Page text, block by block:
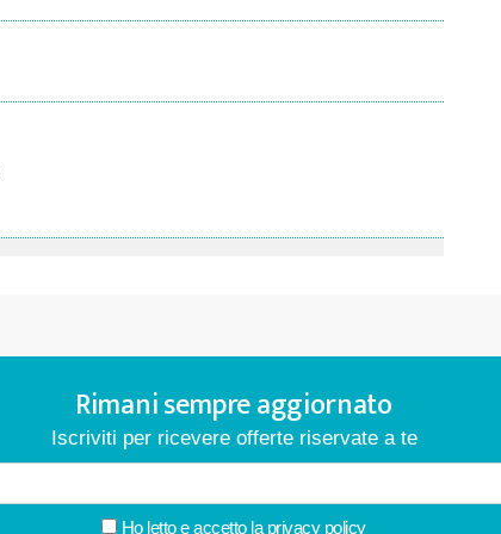
Rimani sempre aggiornato
Iscriviti per ricevere offerte riservate a te
Ho letto e accetto la privacy policy